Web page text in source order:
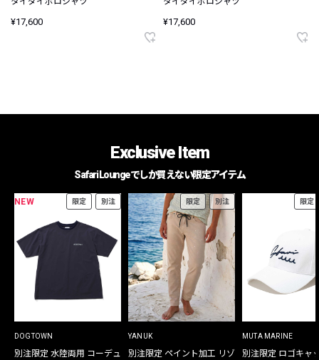
¥17,600 ¥17,600
Exclusive Item
Safari Loungeでしか買えない限定アイテム
NEW 限定 別注
DOGTOWN
別注限定 水陸両用 コーデュ
限定 別注
YANUK
別注限定 ペイント加工 リゾ
限定
MUTA MARINE
別注限定 ロゴキャ